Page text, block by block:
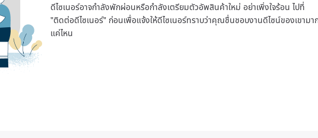
ดีไซเนอร์อาจกำลังพักผ่อนหรือกำลังเตรียมตัวอัพสินค้าใหม่ อย่าเพิ่งใจร้อน ไปที่
"ติดต่อดีไซเนอร์" ก่อนเพื่อแจ้งให้ดีไซเนอร์ทราบว่าคุณชื่นชอบงานดีไซน์ของเขามา
แค่ไหน